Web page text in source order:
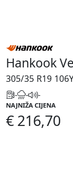
Hankook
305/35 R19
- - -
NAJNIŽA CIJENA
€ 216,70